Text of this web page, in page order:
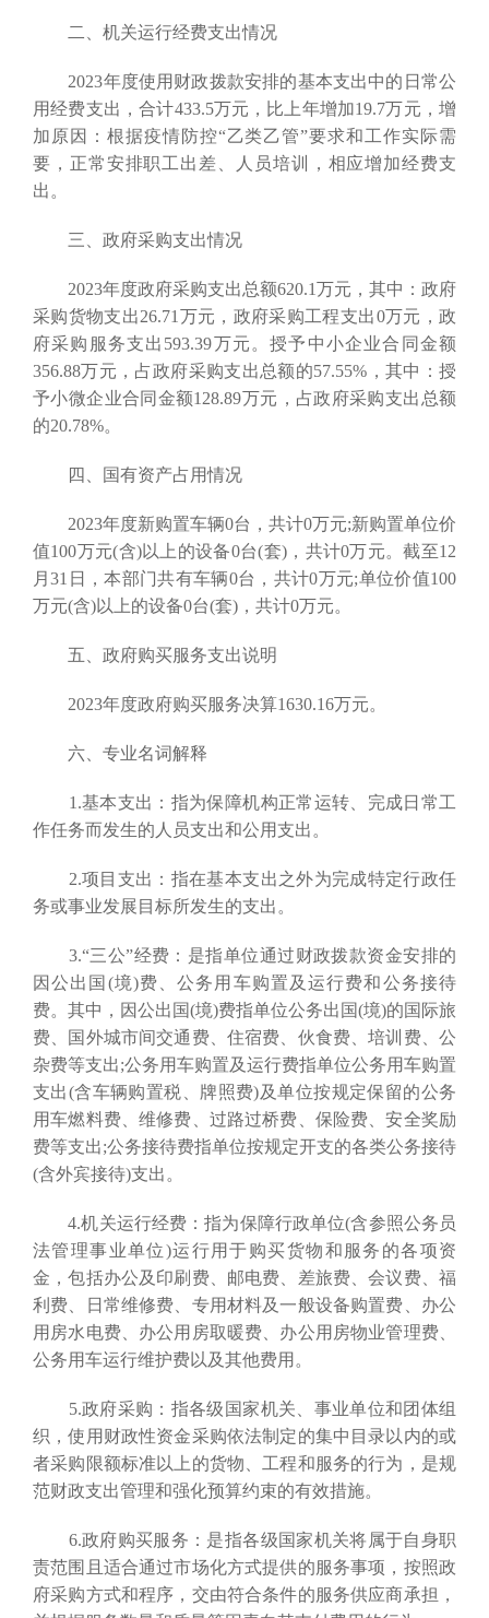
二、机关运行经费支出情况
2023年度使用财政拨款安排的基本支出中的日常公
用经费支出，合计433.5万元，比上年增加19.7万元，增
加原因：根据疫情防控“乙类乙管”要求和工作实际需
要，正常安排职工出差、人员培训，相应增加经费支
出。
三、政府采购支出情况
2023年度政府采购支出总额620.1万元，其中：政府
采购货物支出26.71万元，政府采购工程支出0万元，政
府采购服务支出593.39万元。授予中小企业合同金额
356.88万元，占政府采购支出总额的57.55%，其中：授
予小微企业合同金额128.89万元，占政府采购支出总额
的20.78%。
四、国有资产占用情况
2023年度新购置车辆0台，共计0万元;新购置单位价
值100万元(含)以上的设备0台(套)，共计0万元。截至12
月31日，本部门共有车辆0台，共计0万元;单位价值100
万元(含)以上的设备0台(套)，共计0万元。
五、政府购买服务支出说明
2023年度政府购买服务决算1630.16万元。
六、专业名词解释
1.基本支出：指为保障机构正常运转、完成日常工
作任务而发生的人员支出和公用支出。
2.项目支出：指在基本支出之外为完成特定行政任
务或事业发展目标所发生的支出。
3.“三公”经费：是指单位通过财政拨款资金安排的
因公出国(境)费、公务用车购置及运行费和公务接待
费。其中，因公出国(境)费指单位公务出国(境)的国际旅
费、国外城市间交通费、住宿费、伙食费、培训费、公
杂费等支出;公务用车购置及运行费指单位公务用车购置
支出(含车辆购置税、牌照费)及单位按规定保留的公务
用车燃料费、维修费、过路过桥费、保险费、安全奖励
费等支出;公务接待费指单位按规定开支的各类公务接待
(含外宾接待)支出。
4.机关运行经费：指为保障行政单位(含参照公务员
法管理事业单位)运行用于购买货物和服务的各项资
金，包括办公及印刷费、邮电费、差旅费、会议费、福
利费、日常维修费、专用材料及一般设备购置费、办公
用房水电费、办公用房取暖费、办公用房物业管理费、
公务用车运行维护费以及其他费用。
5.政府采购：指各级国家机关、事业单位和团体组
织，使用财政性资金采购依法制定的集中目录以内的或
者采购限额标准以上的货物、工程和服务的行为，是规
范财政支出管理和强化预算约束的有效措施。
6.政府购买服务：是指各级国家机关将属于自身职
责范围且适合通过市场化方式提供的服务事项，按照政
府采购方式和程序，交由符合条件的服务供应商承担，